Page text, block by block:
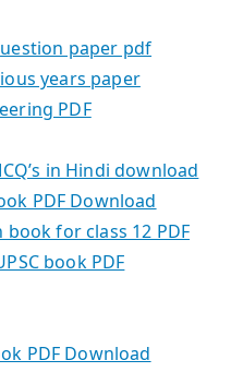
paper pdf
years paper
PDF
in Hindi download
PDF Download
for class 12 PDF
book PDF
PDF Download